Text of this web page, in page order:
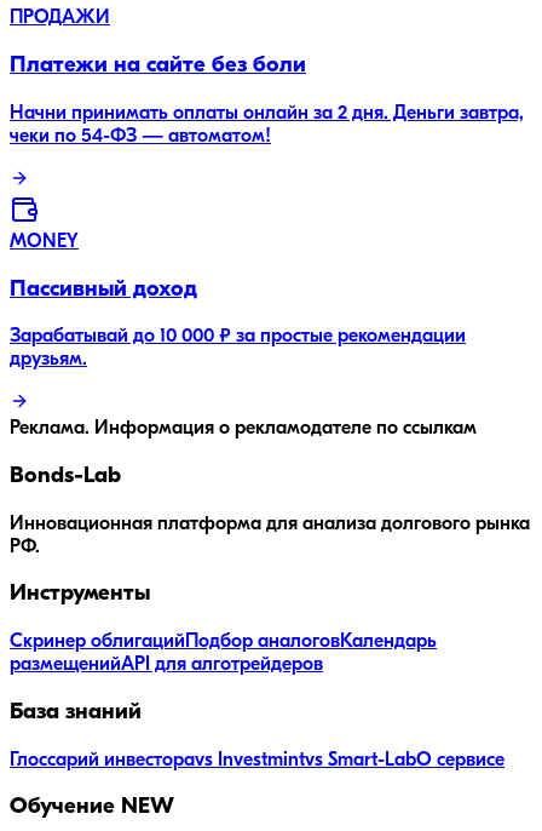
ПРОДАЖИ
Платежи на сайте без боли
Начни принимать оплаты онлайн за 2 дня. Деньги завтра,
чеки по 54-ФЗ — автоматом!
MONEY
Пассивный доход
Зарабатывай до 10 000 ₽ за простые рекомендации
друзьям.
Реклама. Информация о рекламодателе по ссылкам
Bonds-Lab
Инновационная платформа для анализа долгового рынка
РФ.
Инструменты
Скринер облигаций Подбор аналоговКалендарь
размещенийAPI для алготрейдеров
База знаний
Глоссарий инвестораvs Investmintvs Smart-LabО сервисе
Обучение NEW